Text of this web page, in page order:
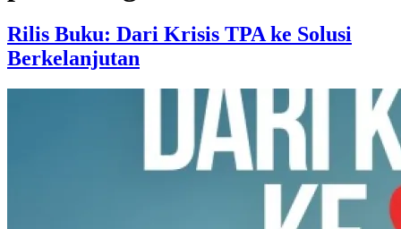
Rilis Buku: Dari Krisis TPA ke Solusi
Berkelanjutan